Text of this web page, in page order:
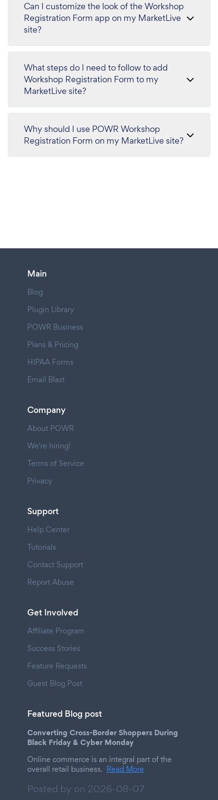
Can I customize the look of the Workshop
Registration Form app on my MarketLive
site?
What steps do I need to follow to add
Workshop Registration Form to my
MarketLive site?
Why should I use POWR Workshop
Registration Form on my MarketLive site?
Main
Blog
Plugin Library
POWR Business
Plans & Pricing
HIPAA Forms
Email Blast
Company
About POWR
We're hiring!
Terms of Service
Privacy
Support
Help Center
Tutorials
Contact Support
Report Abuse
Get Involved
Affiliate Program
Success Stories
Feature Requests
Guest Blog Post
Featured Blog post
Converting Cross-Border Shoppers During
Black Friday & Cyber Monday
Online commerce is an integral part of the
overall retail business. Read More
Posted by on 2026-08-07